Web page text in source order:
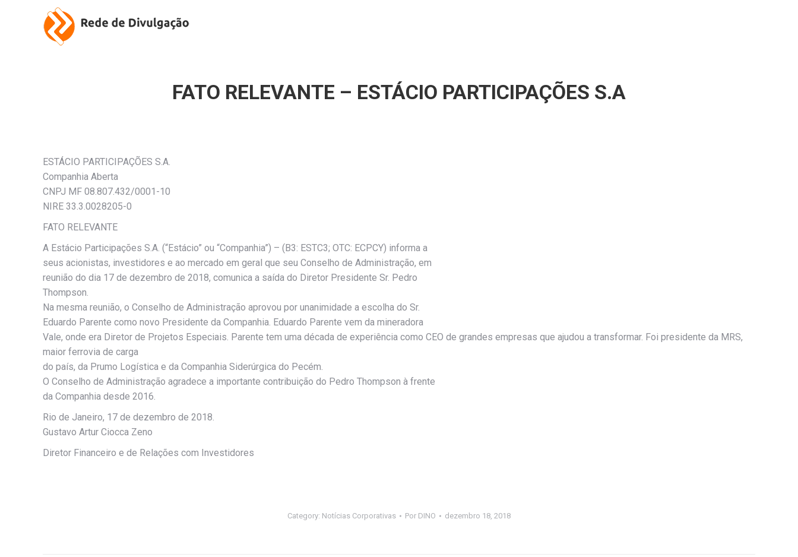
FATO RELEVANTE – ESTÁCIO PARTICIPAÇÕES S.A
ESTÁCIO PARTICIPAÇÕES S.A.
Companhia Aberta
CNPJ MF 08.807.432/0001-10
NIRE 33.3.0028205-0
FATO RELEVANTE
A Estácio Participações S.A. (“Estácio” ou “Companhia”) – (B3: ESTC3; OTC: ECPCY) informa a
seus acionistas, investidores e ao mercado em geral que seu Conselho de Administração, em
reunião do dia 17 de dezembro de 2018, comunica a saída do Diretor Presidente Sr. Pedro
Thompson.
Na mesma reunião, o Conselho de Administração aprovou por unanimidade a escolha do Sr.
Eduardo Parente como novo Presidente da Companhia. Eduardo Parente vem da mineradora
Vale, onde era Diretor de Projetos Especiais. Parente tem uma década de experiência como CEO de grandes empresas que ajudou a transformar. Foi presidente da MRS,
maior ferrovia de carga
do país, da Prumo Logística e da Companhia Siderúrgica do Pecém.
O Conselho de Administração agradece a importante contribuição do Pedro Thompson à frente
da Companhia desde 2016.
Rio de Janeiro, 17 de dezembro de 2018.
Gustavo Artur Ciocca Zeno
Diretor Financeiro e de Relações com Investidores
Category: Notícias Corporativas Por DINO dezembro 18, 2018